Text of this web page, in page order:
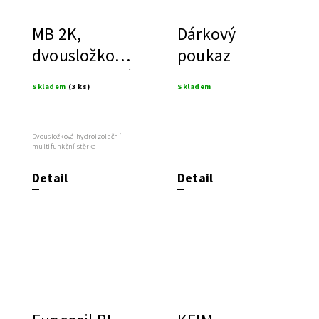
MB 2K,
dvousložková
hydroizolační
Skladem (3 ks)
Detail
Dvousložková hydroizolační
multifunkční stěrka
Dárkový
poukaz
Skladem
Detail